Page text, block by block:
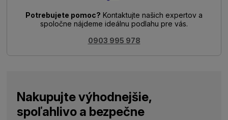
Potrebujete pomoc? Kontaktujte našich expertov a
spoločne nájdeme ideálnu podlahu pre vás.
0903 995 978
Nakupujte výhodnejšie,
spoľahlivo a bezpečne